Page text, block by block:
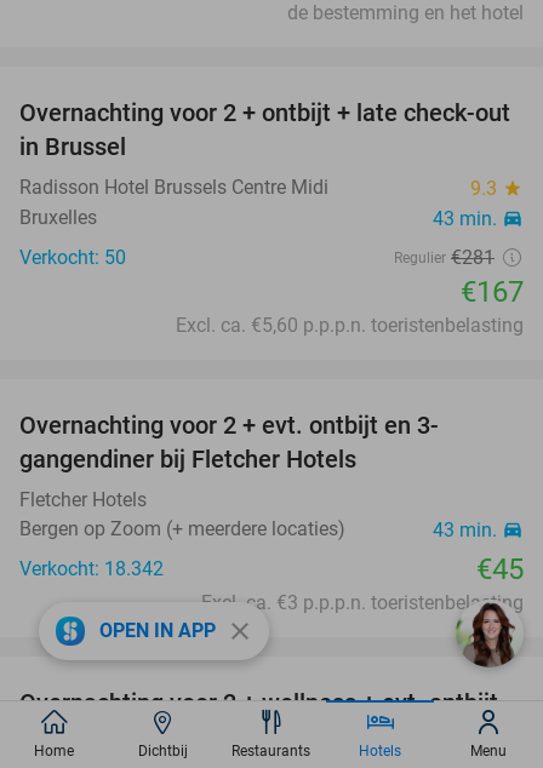
de bestemming en het hotel
41%
Overnachting voor 2 + ontbijt + late check-out
in Brussel
Radisson Hotel Brussels Centre Midi 9.3 star
Bruxelles 43 min. directions_car
Verkocht: 50 Regulier €281
€167
Excl. ca. €5,60 p.p.p.n. toeristenbelasting
Overnachting voor 2 + evt. ontbijt en 3-
gangendiner bij Fletcher Hotels
Fletcher Hotels
Bergen op Zoom (+ meerdere locaties)
43 min. directions_car
Verkocht: 18.342 €45
Excl. ca. €3 p.p.p.n. toeristenbelasting
55%
favorite_border
Overnachting voor 2 + wellness + evt. ontbijt
bij Fletcher Hotels
OPEN IN APP close
Home Dichtbij Restaurants Hotels Menu